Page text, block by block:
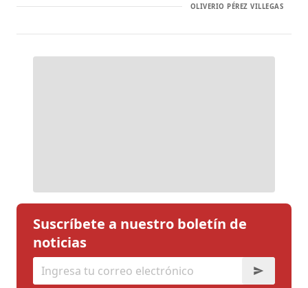
OLIVERIO PÉREZ VILLEGAS
Suscríbete a nuestro boletín de
noticias